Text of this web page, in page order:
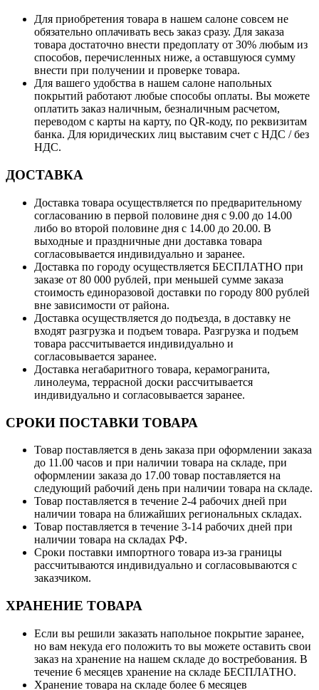
Для приобретения товара в нашем салоне совсем не
обязательно оплачивать весь заказ сразу. Для заказа
товара достаточно внести предоплату от 30% любым из
способов, перечисленных ниже, а оставшуюся сумму
внести при получении и проверке товара.
Для вашего удобства в нашем салоне напольных
покрытий работают любые способы оплаты. Вы можете
оплатить заказ наличным, безналичным расчетом,
переводом с карты на карту, по QR-коду, по реквизитам
банка. Для юридических лиц выставим счет с НДС / без
НДС.
ДОСТАВКА
Доставка товара осуществляется по предварительному
согласованию в первой половине дня с 9.00 до 14.00
либо во второй половине дня с 14.00 до 20.00. В
выходные и праздничные дни доставка товара
согласовывается индивидуально и заранее.
Доставка по городу осуществляется БЕСПЛАТНО при
заказе от 80 000 рублей, при меньшей сумме заказа
стоимость единоразовой доставки по городу 800 рублей
вне зависимости от района.
Доставка осуществляется до подъезда, в доставку не
входят разгрузка и подъем товара. Разгрузка и подъем
товара рассчитывается индивидуально и
согласовывается заранее.
Доставка негабаритного товара, керамогранита,
линолеума, террасной доски рассчитывается
индивидуально и согласовывается заранее.
СРОКИ ПОСТАВКИ ТОВАРА
Товар поставляется в день заказа при оформлении заказа
до 11.00 часов и при наличии товара на складе, при
оформлении заказа до 17.00 товар поставляется на
следующий рабочий день при наличии товара на складе.
Товар поставляется в течение 2-4 рабочих дней при
наличии товара на ближайших региональных складах.
Товар поставляется в течение 3-14 рабочих дней при
наличии товара на складах РФ.
Сроки поставки импортного товара из-за границы
рассчитываются индивидуально и согласовываются с
заказчиком.
ХРАНЕНИЕ ТОВАРА
Если вы решили заказать напольное покрытие заранее,
но вам некуда его положить то вы можете оставить свои
заказ на хранение на нашем складе до востребования. В
течение 6 месяцев хранение на складе БЕСПЛАТНО.
Хранение товара на складе более 6 месяцев